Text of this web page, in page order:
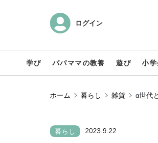
ログイン
学び パパママの教養 遊び 小
ホーム 暮らし 雑貨 α世代
暮らし 2023.9.22